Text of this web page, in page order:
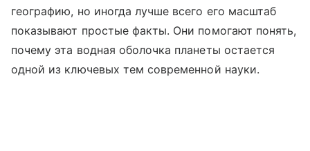
географию, но иногда лучше всего его масштаб
показывают простые факты. Они помогают понять,
почему эта водная оболочка планеты остается
одной из ключевых тем современной науки.